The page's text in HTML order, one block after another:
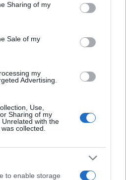
app uses one or more Google
store information including but
behaviour. You may click to
and its third-party tags to
Sharing of my
Sale of my
my
Advertising.
Use,
Sharing of my
with the
collected.
to enable storage